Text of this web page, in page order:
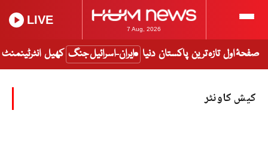
7 Aug, 2026
LIVE
صفحۂ اول تازہ ترین پاکستان دنیا ایران-اسرائیل جنگ کھیل انٹرٹینمنٹ
کیش کاونٹر